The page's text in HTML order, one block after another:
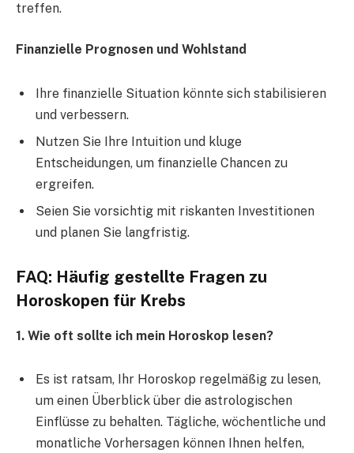
treffen.
Finanzielle Prognosen und Wohlstand
Ihre finanzielle Situation könnte sich stabilisieren
und verbessern.
Nutzen Sie Ihre Intuition und kluge
Entscheidungen, um finanzielle Chancen zu
ergreifen.
Seien Sie vorsichtig mit riskanten Investitionen
und planen Sie langfristig.
FAQ: Häufig gestellte Fragen zu
Horoskopen für Krebs
1. Wie oft sollte ich mein Horoskop lesen?
Es ist ratsam, Ihr Horoskop regelmäßig zu lesen,
um einen Überblick über die astrologischen
Einflüsse zu behalten. Tägliche, wöchentliche und
monatliche Vorhersagen können Ihnen helfen,